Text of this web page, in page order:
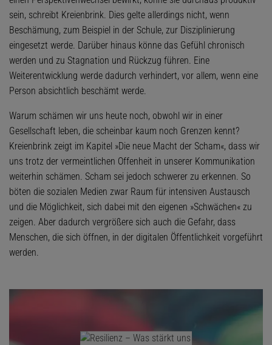
sein, schreibt Kreienbrink. Dies gelte allerdings nicht, wenn
Beschämung, zum Beispiel in der Schule, zur Disziplinierung
eingesetzt werde. Darüber hinaus könne das Gefühl chronisch
werden und zu Stagnation und Rückzug führen. Eine
Weiterentwicklung werde dadurch verhindert, vor allem, wenn eine
Person absichtlich beschämt werde.
Warum schämen wir uns heute noch, obwohl wir in einer
Gesellschaft leben, die scheinbar kaum noch Grenzen kennt?
Kreienbrink zeigt im Kapitel »Die neue Macht der Scham«, dass wir
uns trotz der vermeintlichen Offenheit in unserer Kommunikation
weiterhin schämen. Scham sei jedoch schwerer zu erkennen. So
böten die sozialen Medien zwar Raum für intensiven Austausch
und die Möglichkeit, sich dabei mit den eigenen »Schwächen« zu
zeigen. Aber dadurch vergrößere sich auch die Gefahr, dass
Menschen, die sich öffnen, in der digitalen Öffentlichkeit vorgeführt
werden.